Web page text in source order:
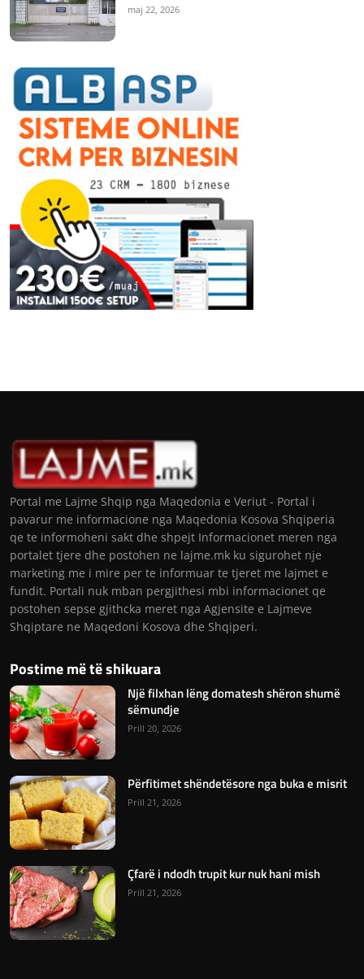
maj 22, 2026
Portal me Lajme Shqip nga Maqedonia e Veriut - Portal i
pavarur me informacione nga Maqedonia Kosova Shqiperia
qe te informoheni sakt dhe shpejt Informacionet meren nga
portalet tjere dhe postohen ne lajme.mk ku sigurohet nje
marketing me i mire per te informuar te tjeret me lajmet e
fundit. Portali nuk mban pergjithesi mbi informacionet qe
postohen sepse gjithcka meret nga Agjensite e Lajmeve
Shqiptare ne Maqedoni Kosova dhe Shqiperi.
Postime më të shikuara
Një filxhan lëng domatesh shëron shumë
sëmundje
Prill 20, 2026
Përfitimet shëndetësore nga buka e misrit
Prill 21, 2026
Çfarë i ndodh trupit kur nuk hani mish
Prill 21, 2026